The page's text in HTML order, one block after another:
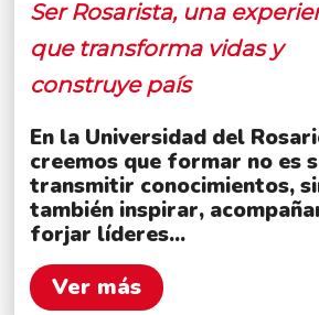
Ser Rosarista, una
que transforma vidas y
construye país
En la Universidad del
creemos que formar no es
transmitir conocimientos,
también inspirar,
forjar líderes...
Ver más